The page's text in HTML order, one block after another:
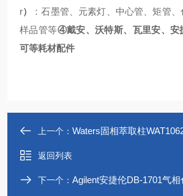
r）
：石墨管、元素灯、中心管、矩管、
样品管等④戴安、沃特斯、瓦里安、安
可等耗材配件
上一个： Waters固相萃取柱
返回列表
下一个： Agilent安捷伦DB-1701气